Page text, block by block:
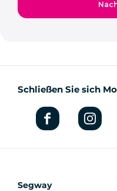
Schließen Sie sich
Segway